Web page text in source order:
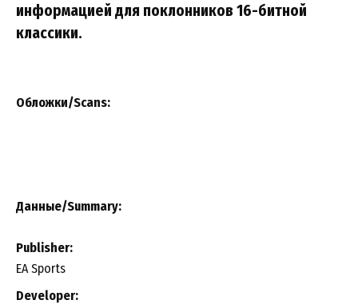
информацией для поклонников 16-битной
классики.
Обложки/Scans:
Данные/Summary:
Publisher:
EA Sports
Developer: